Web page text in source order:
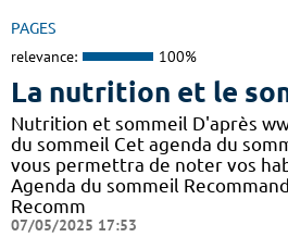
PAGES
relevance: 100%
La nutrition et le
Nutrition et sommeil D'après
du sommeil Cet agenda du
vous permettra de noter vos
Agenda du sommeil
Recomm
07/05/2025 17:53